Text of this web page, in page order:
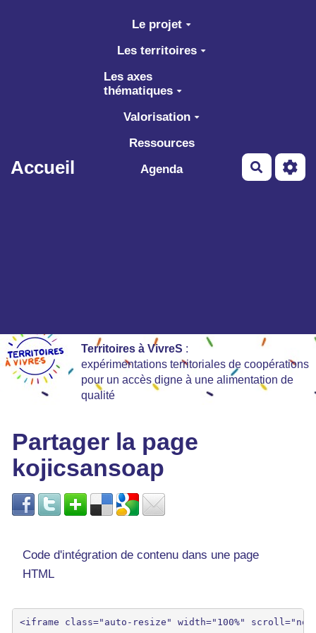
Aller au contenu principal
Accueil
Le projet
Les territoires
Les axes
thématiques
Valorisation
Ressources
Agenda
Territoires à VivreS :
expérimentations territoriales de coopérations
pour un accès digne à une alimentation de
qualité
Partager la page
kojicsansoap
Code d'intégration de contenu dans une page
HTML